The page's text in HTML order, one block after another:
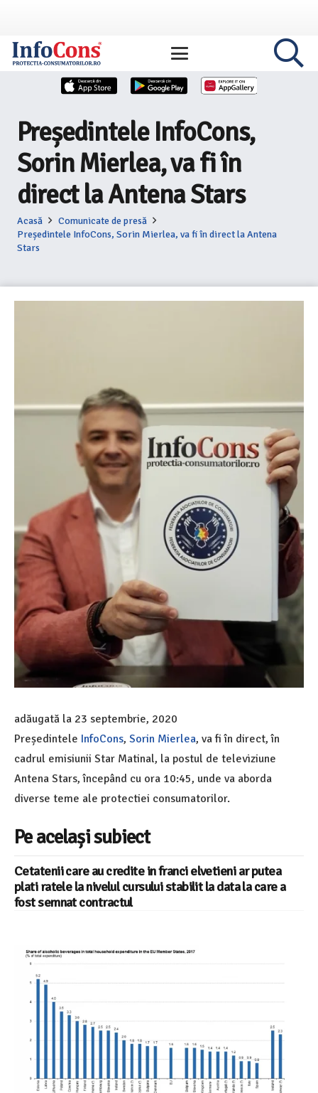
Președintele InfoCons,
Sorin Mierlea, va fi în
direct la Antena Stars
Acasă
Comunicate de presă
Președintele InfoCons, Sorin Mierlea, va fi în direct la Antena
Stars
adăugată la 23 septembrie, 2020
Președintele InfoCons, Sorin Mierlea, va fi în direct, în
cadrul emisiunii Star Matinal, la postul de televiziune
Antena Stars, începând cu ora 10:45, unde va aborda
diverse teme ale protectiei consumatorilor.
Pe același subiect
Cetatenii care au credite in franci elvetieni ar putea
plati ratele la nivelul cursului stabilit la data la care a
fost semnat contractul